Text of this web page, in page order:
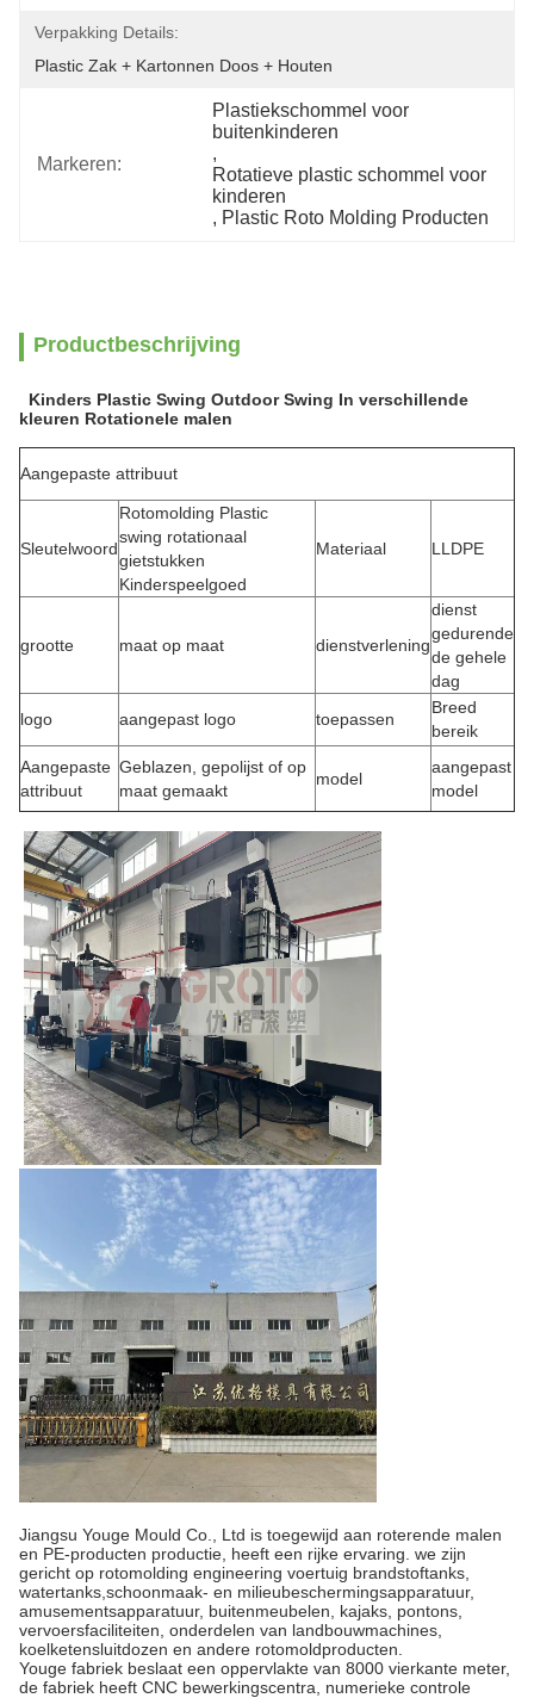
Verpakking Details:
Plastic Zak + Kartonnen Doos + Houten
Markeren:
Plastiekschommel voor
buitenkinderen
,
Rotatieve plastic schommel voor
kinderen
, Plastic Roto Molding Producten
Productbeschrijving
Kinders Plastic Swing Outdoor Swing In verschillende
kleuren Rotationele malen
Aangepaste attribuut
Sleutelwoord
Rotomolding Plastic
swing rotationaal
gietstukken
Kinderspeelgoed
Materiaal LLDPE
grootte maat op maat dienstverlening
dienst
gedurende
de gehele
dag
logo
aangepast logo toepassen
Breed
bereik
Aangepaste
attribuut
Geblazen, gepolijst of op
maat gemaakt
model
aangepast
model
Jiangsu Youge Mould Co., Ltd is toegewijd aan roterende malen
en PE-producten productie, heeft een rijke ervaring. we zijn
gericht op rotomolding engineering voertuig brandstoftanks,
watertanks,schoonmaak- en milieubeschermingsapparatuur,
amusementsapparatuur, buitenmeubelen, kajaks, pontons,
vervoersfaciliteiten, onderdelen van landbouwmachines,
koelketensluitdozen en andere rotomoldproducten.
Youge fabriek beslaat een oppervlakte van 8000 vierkante meter,
de fabriek heeft CNC bewerkingscentra, numerieke controle